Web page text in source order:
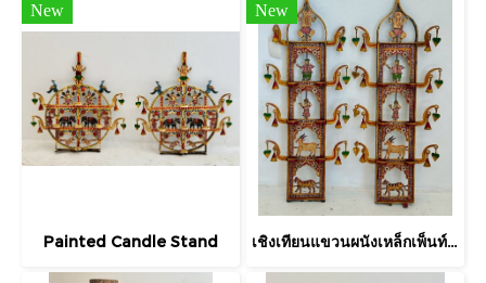
New
Painted Candle Stand
New
เชิงเทียนแขวนผนังเหล็กเพ็นท์ลายอินเดีย